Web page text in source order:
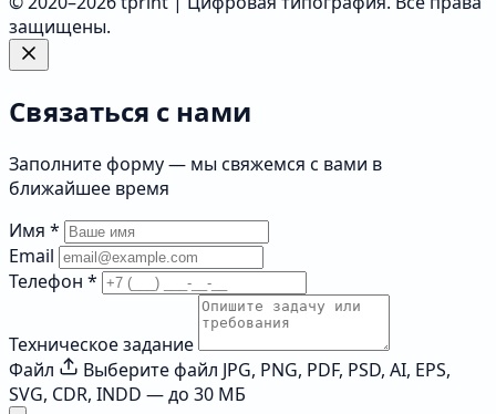
защищены.
Связаться с нами
Заполните форму — мы свяжемся с вами в
ближайшее время
Имя *
Email
Телефон *
Техническое задание
Файл
Выберите файл JPG, PNG, PDF, PSD, AI, EPS,
SVG, CDR, INDD — до 30 МБ